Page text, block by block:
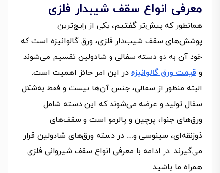
معرفی انواع سقف شیبدار فلزی
همانطور که پیش‌تر گفتیم، یکی از رایج‌ترین
پوشش‌های سقف شیب‌دار فلزی، ورق گالوانیزه است که
خود آن به دو دسته سفالی و شادولین تقسیم می‌شوند
و قیمت ورق گالوانیزه در این امر حائز اهمیت است.
البته منظور از سفالی، جنس آن‌ها نیست و فقط به‌شکل
سفال تولید و عرضه می‌شوند که این دسته شامل
ورق‌های جنوا، پرچین و پالرمو است و سقف‌های
ذوزنقه‌ای، سینوسی و… در دسته ورق‌های شادولین قرار
می‌گیرند. در ادامه با معرفی انواع سقف شیروانی فلزی
همراه ما باشید.